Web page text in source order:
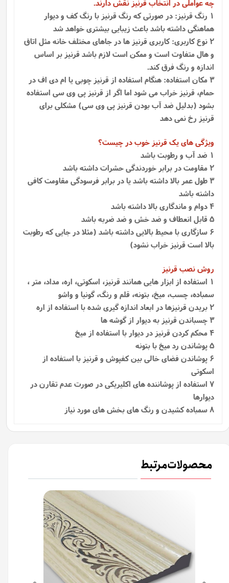
چه عواملی در انتخاب قرنیز نقش دارند.
1 رنگ قرنیز: در صورتی که رنگ قرنیز با رنگ کف و دیوار
هماهنگی داشته باشد باعث زیبایی بیشتری خواهد شد
2 نوع کاربری: کاربری قرنیز ها در جاهای مختلف خانه مثل اتاق
و هال متفاوت است و ممکن است لازم باشد قرنیز بر اساس
اندازه و رنگ فرق کند.
3 مکان استفاده: هنگام استفاده از قرنیز چوبی یا ام دی اف در
حمام، قرنیز خراب می شود اما اگر از قرنیز پی وی سی استفاده
بشود (بدلیل ضد آب بودن قرنیز پی وی سی) مشکلی برای
قرنیز رخ نمی دهد
ویژگی های یک قرنیز خوب در چیست؟
1 ضد آب و رطوبت باشد
2 مقاومت در برابر خوردندگی حشرات داشته باشد
3 طول عمر بالا داشته باشد یا در برابر فرسودگی مقاومت کافی
داشته باشد
4 دوام و ماندگاری بالا داشته باشد
5 قابل انعطاف و ضد خش و ضد ضربه باشد
6 سازگاری با محیط بالایی داشته باشد (مثلا در جایی که رطوبت
بالا است قرنیز خراب نشود)
روش نصب قرنیز
1 استفاده از ابزار هایی همانند قرنیز، اسکوتی، اره، مداد، متر ،
سمباده، چسب، میخ، بتونه، قلم و رنگ، گونیا و واشو
2 بریدن قرنیزها در ابعاد اندازه گیری شده با استفاده از اره
3 چسباندن قرنیز به دیوار از گوشه ها
4 محکم کردن قرنیز در دیوار با استفاده از میخ
5 پوشاندن رد میخ با بتونه
6 پوشاندن فضای خالی بین کفپوش و قرنیز با استفاده از
اسکوتی
7 استفاده از پوشاننده‌ های اکلیریکی در صورت عدم تقارن در
دیوارها
8 سمباده کشیدن و رنگ های بخش های مورد نیاز
محصولات مرتبط